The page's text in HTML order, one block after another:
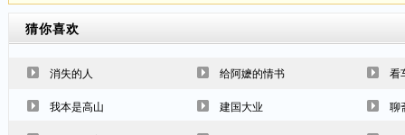
猜你喜欢
消失的人 给阿嬷的情书 看
我本是高山 建国大业 聊